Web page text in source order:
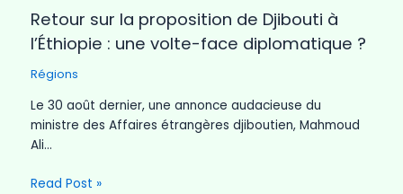
Retour sur la proposition de Djibouti à
l’Éthiopie : une volte-face diplomatique ?
Régions
Le 30 août dernier, une annonce audacieuse du
ministre des Affaires étrangères djiboutien, Mahmoud
Ali…
Read Post »